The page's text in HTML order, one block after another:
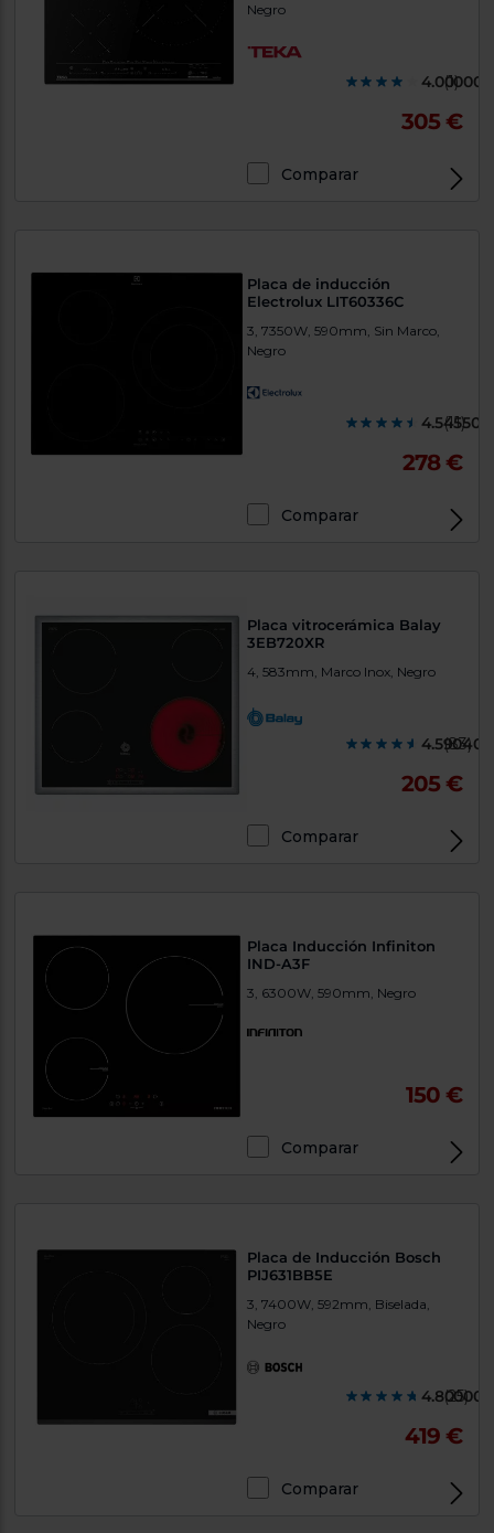
Negro
(1)
305 €
Comparar
Placa de inducción
Electrolux LIT60336C
3, 7350W, 590mm, Sin Marco,
Negro
(11)
278 €
Comparar
Placa vitrocerámica Balay
3EB720XR
4, 583mm, Marco Inox, Negro
(83)
205 €
Comparar
Placa Inducción Infiniton
IND-A3F
3, 6300W, 590mm, Negro
150 €
Comparar
Placa de Inducción Bosch
PIJ631BB5E
3, 7400W, 592mm, Biselada,
Negro
(25)
419 €
Comparar